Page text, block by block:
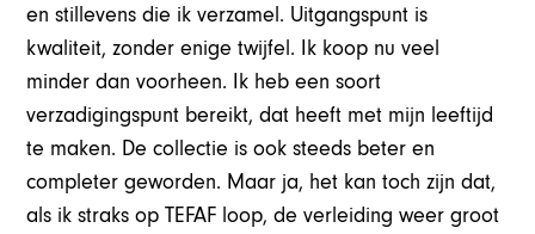
en stillevens die ik verzamel. Uitgangspunt is
kwaliteit, zonder enige twijfel. Ik koop nu veel
minder dan voorheen. Ik heb een soort
verzadigingspunt bereikt, dat heeft met mijn leeftijd
te maken. De collectie is ook steeds beter en
completer geworden. Maar ja, het kan toch zijn dat,
als ik straks op TEFAF loop, de verleiding weer groot